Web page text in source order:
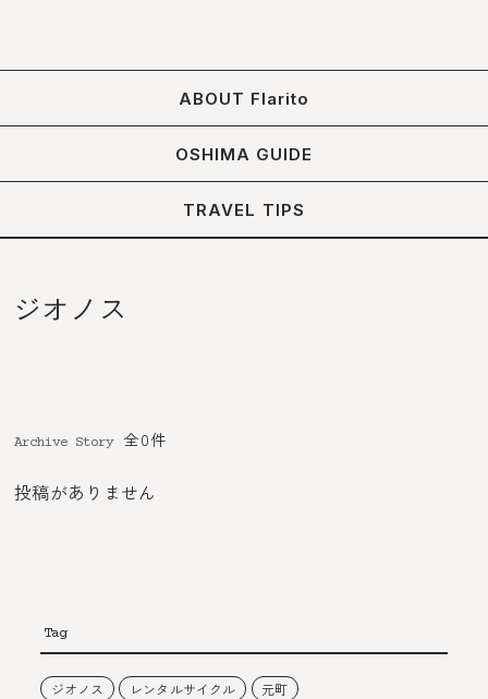
ABOUT Flarito
OSHIMA GUIDE
TRAVEL TIPS
ジオノス
Archive Story 全0件
投稿がありません
Tag
ジオノス レンタルサイクル 元町